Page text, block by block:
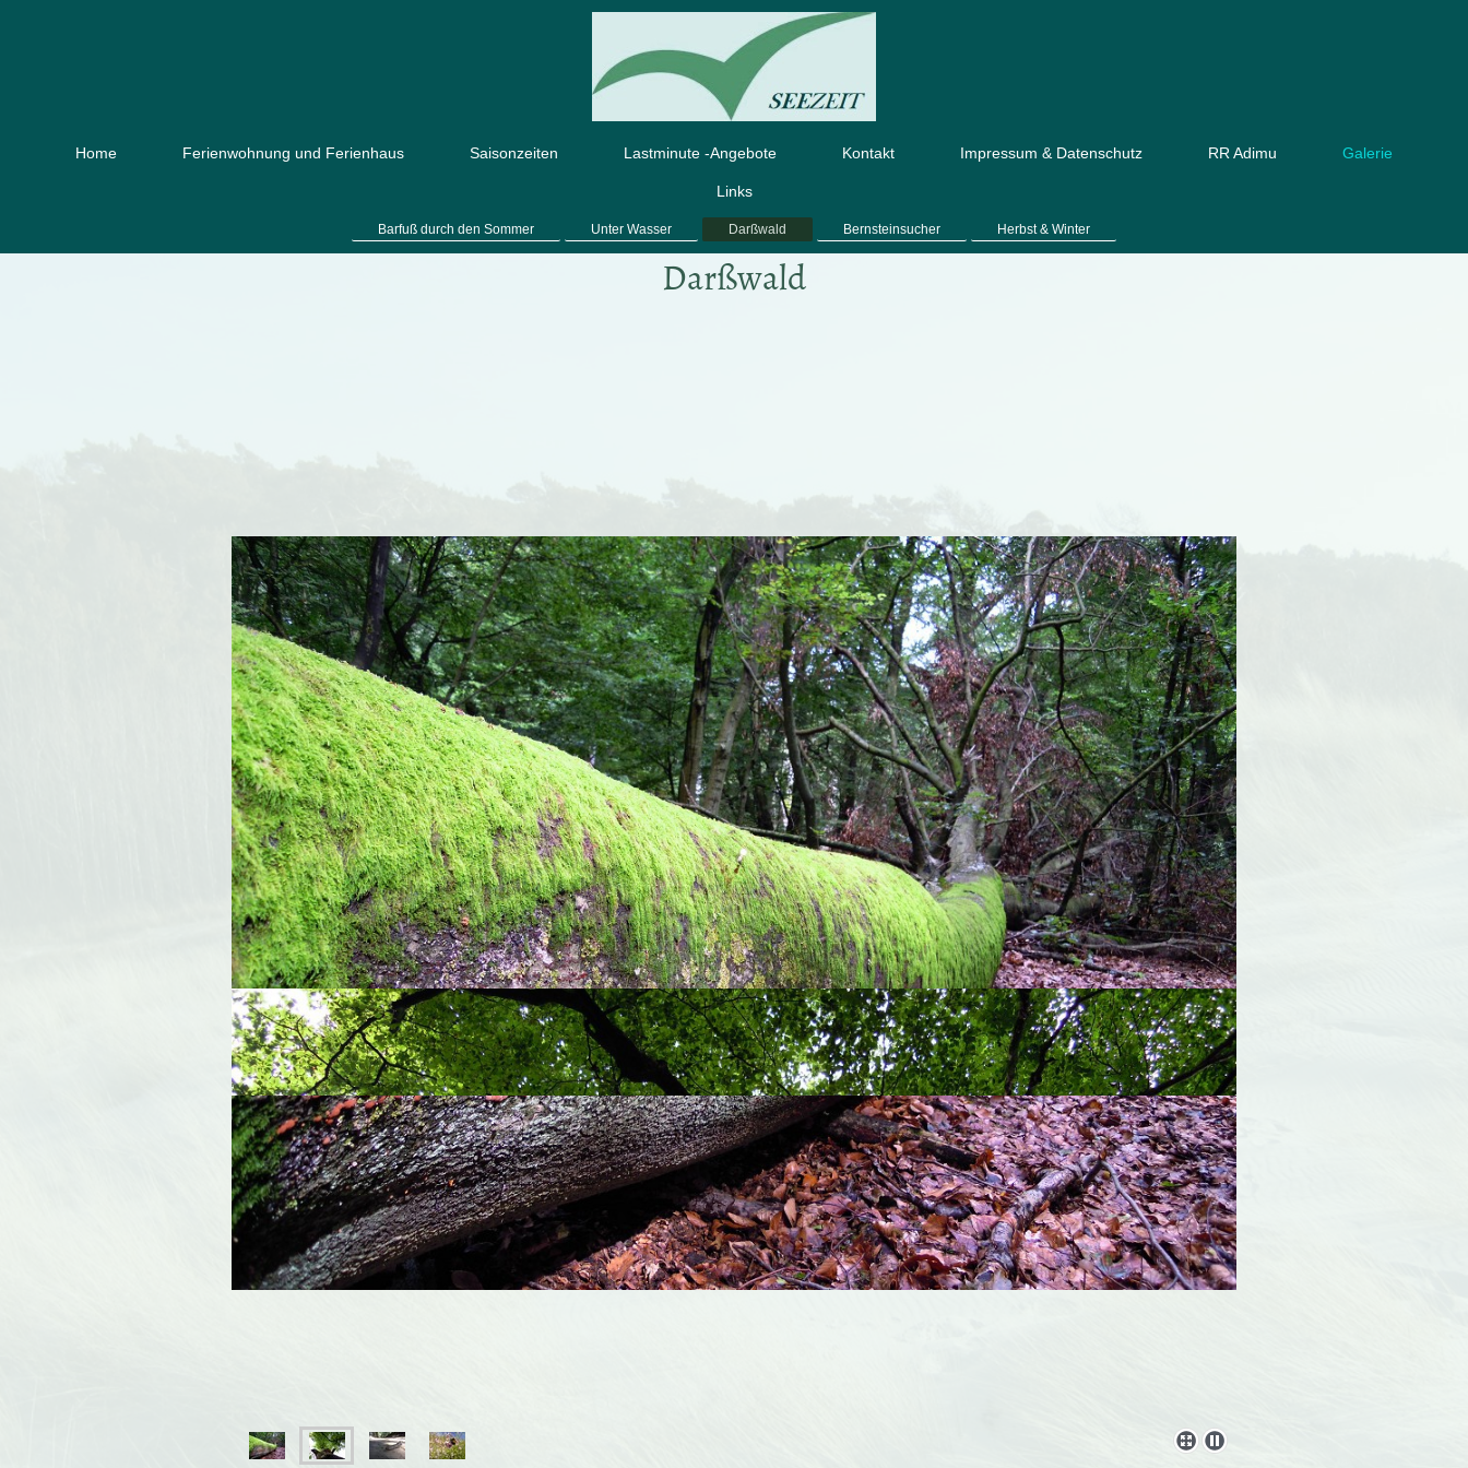
Home Ferienwohnung und Ferienhaus Saisonzeiten Lastminute -Angebote Kontakt Impressum & Datenschutz RR Adimu Galerie
Links
Barfuß durch den Sommer Unter Wasser Darßwald Bernsteinsucher Herbst & Winter
Darßwald